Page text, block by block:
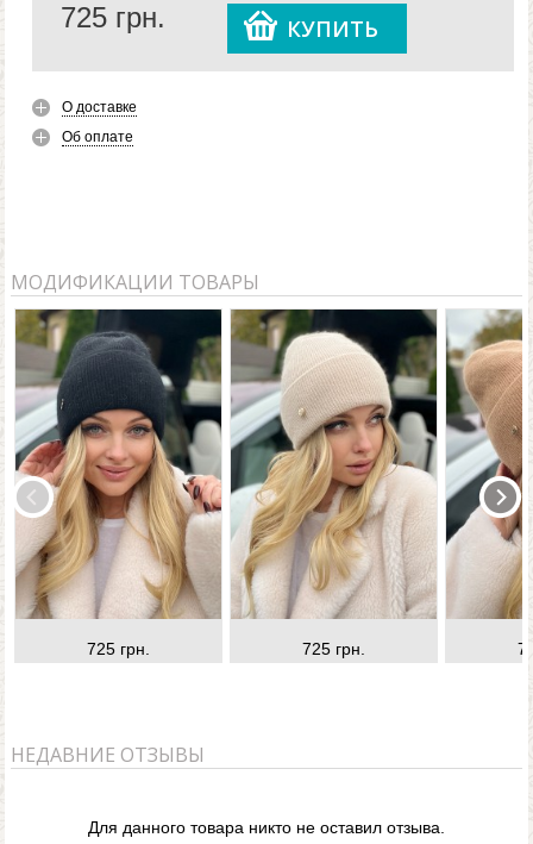
725 грн. КУПИТЬ
О доставке
Об оплате
МОДИФИКАЦИИ ТОВАРЫ
725 грн. 725 грн.
НЕДАВНИЕ ОТЗЫВЫ
Для данного товара никто не оставил отзыва.